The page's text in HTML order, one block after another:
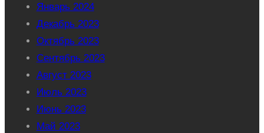
Январь 2024
Декабрь 2023
Октябрь 2023
Сентябрь 2023
Август 2023
Июль 2023
Июнь 2023
Май 2023